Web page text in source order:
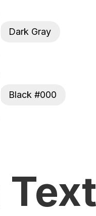
Dark Gray
Black #000
Text